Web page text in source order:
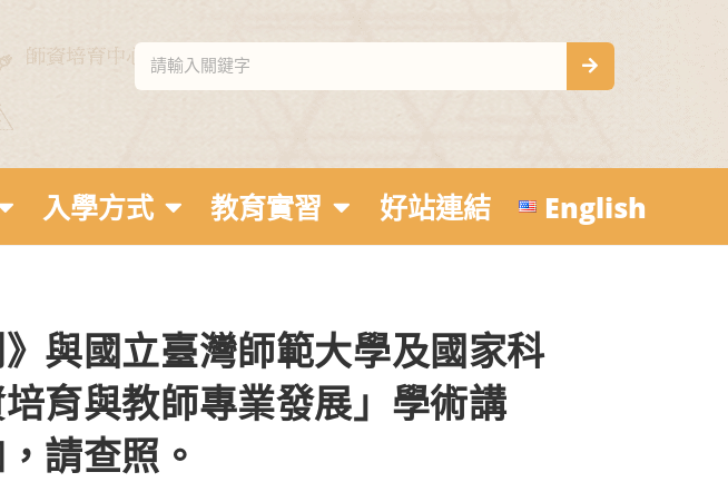
入學方式 教育實習 好站連結 English
與國立臺灣師範大學及國家科
育與教師專業發展」學術講
請查照。